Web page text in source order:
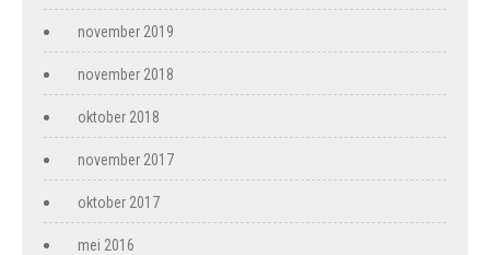
november 2019
november 2018
oktober 2018
november 2017
oktober 2017
mei 2016